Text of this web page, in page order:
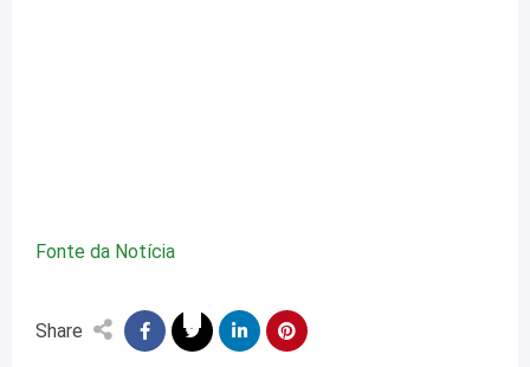
Fonte da Notícia
Share